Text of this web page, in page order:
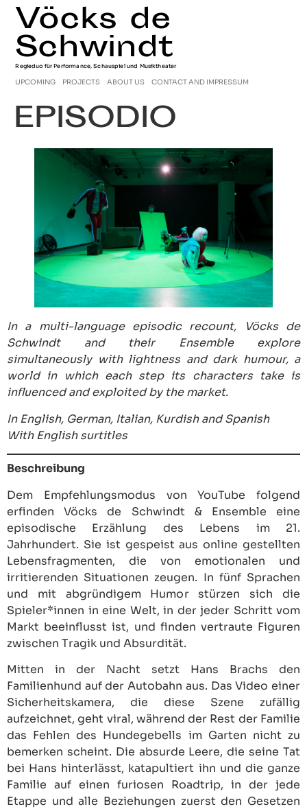
Vöcks de
Schwindt
Regieduo für Performance, Schauspiel und Musiktheater
UPCOMING PROJECTS ABOUT US CONTACT AND IMPRESSUM
EPISODIO
In a multi-language episodic recount, Vöcks de
Schwindt and their Ensemble explore
simultaneously with lightness and dark humour, a
world in which each step its characters take is
influenced and exploited by the market.
In English, German, Italian, Kurdish and Spanish
With English surtitles
Beschreibung
Dem Empfehlungsmodus von YouTube folgend
erfinden Vöcks de Schwindt & Ensemble eine
episodische Erzählung des Lebens im 21.
Jahrhundert. Sie ist gespeist aus online gestellten
Lebensfragmenten, die von emotionalen und
irritierenden Situationen zeugen. In fünf Sprachen
und mit abgründigem Humor stürzen sich die
Spieler*innen in eine Welt, in der jeder Schritt vom
Markt beeinflusst ist, und finden vertraute Figuren
zwischen Tragik und Absurdität.
Mitten in der Nacht setzt Hans Brachs den
Familienhund auf der Autobahn aus. Das Video einer
Sicherheitskamera, die diese Szene zufällig
aufzeichnet, geht viral, während der Rest der Familie
das Fehlen des Hundegebells im Garten nicht zu
bemerken scheint. Die absurde Leere, die seine Tat
bei Hans hinterlässt, katapultiert ihn und die ganze
Familie auf einen furiosen Roadtrip, in der jede
Etappe und alle Beziehungen zuerst den Gesetzen